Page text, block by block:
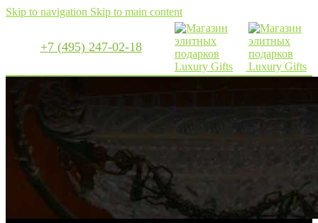
Skip to navigation Skip to main content
+7 (495) 247-02-18